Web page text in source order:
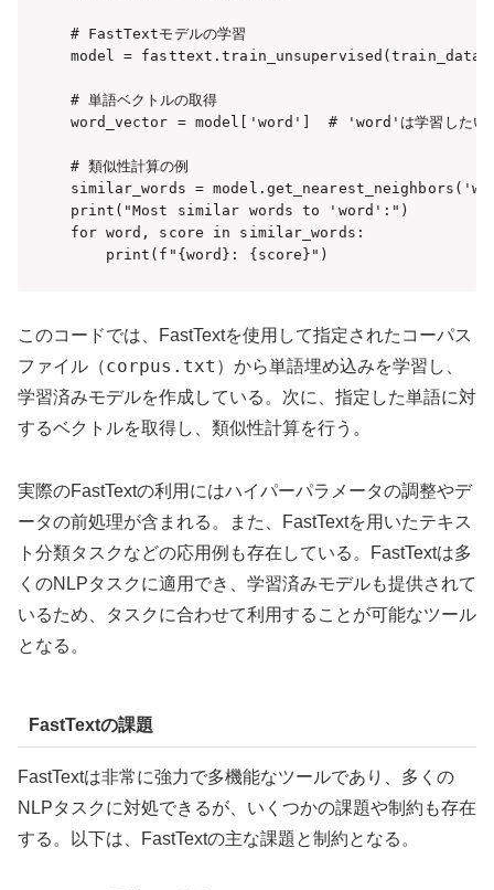
# FastTextモデルの学習
model = fasttext.train_unsupervised(train_data,
# 単語ベクトルの取得
word_vector = model['word']  # 'word'は学習したい
# 類似性計算の例
similar_words =
print("Most similar words to 'word':")
for word, score in similar_words:
    print(f"{word}: {score}")
このコードでは、FastTextを使用して指定されたコーパス
ファイル（corpus.txt ）から単語埋め込みを学習し、
学習済みモデルを作成している。次に、指定した単語に対
するベクトルを取得し、類似性計算を行う。
実際のFastTextの利用にはハイパーパラメータの調整やデ
ータの前処理が含まれる。また、FastTextを用いたテキス
ト分類タスクなどの応用例も存在している。FastTextは多
くのNLPタスクに適用でき、学習済みモデルも提供されて
いるため、タスクに合わせて利用することが可能なツール
となる。
FastTextの課題
FastTextは非常に強力で多機能なツールであり、多くの
NLPタスクに対処できるが、いくつかの課題や制約も存在
する。以下は、FastTextの主な課題と制約となる。